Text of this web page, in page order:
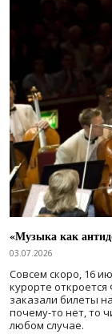
«Музыка как
03.07.2026
Совсем скоро, 16
курорте
заказали билеты
почему-то нет, то
любом случае.